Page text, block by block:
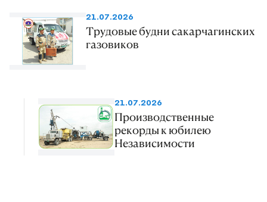
21.07.2026
Трудовые будни сакарчагинских
газовиков
21.07.2026
Производственные
рекорды к юбилею
Независимости